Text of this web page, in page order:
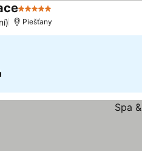
5 Počet hvězdiček
Piešťany